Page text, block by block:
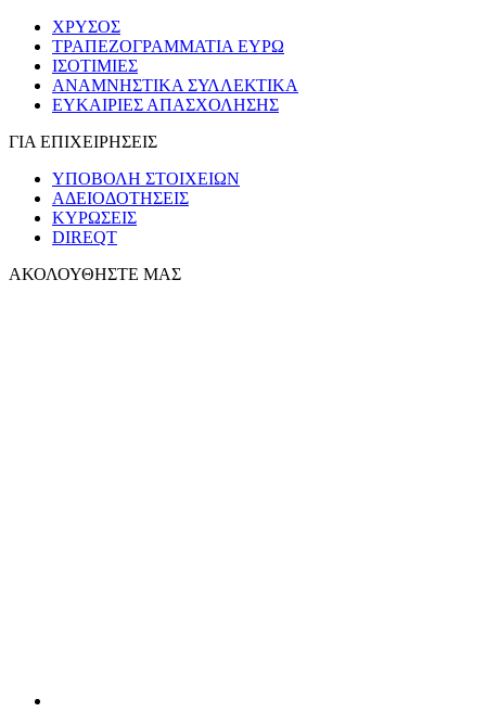
ΧΡΥΣΟΣ
ΤΡΑΠΕΖΟΓΡΑΜΜΑΤΙΑ ΕΥΡΩ
ΙΣΟΤΙΜΙΕΣ
ΑΝΑΜΝΗΣΤΙΚΑ ΣΥΛΛΕΚΤΙΚΑ
ΕΥΚΑΙΡΙΕΣ ΑΠΑΣΧΟΛΗΣΗΣ
ΓΙΑ ΕΠΙΧΕΙΡΗΣΕΙΣ
ΥΠΟΒΟΛΗ ΣΤΟΙΧΕΙΩΝ
ΑΔΕΙΟΔΟΤΗΣΕΙΣ
ΚΥΡΩΣΕΙΣ
DIREQT
ΑΚΟΛΟΥΘΗΣΤΕ ΜΑΣ